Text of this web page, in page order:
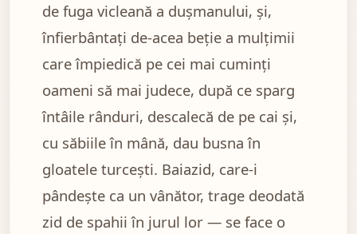
de fuga vicleană a dușmanului, și,
înfierbântați de-acea beție a mulțimii
care împiedică pe cei mai cuminți
oameni să mai judece, după ce sparg
întâile rânduri, descalecă de pe cai și,
cu săbiile în mână, dau busna în
gloatele turcești. Baiazid, care-i
pândește ca un vânător, trage deodată
zid de spahii în jurul lor — se face o